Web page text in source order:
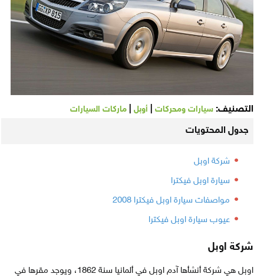
التصنيف: سيارات ومحركات| أوبل| ماركات السيارات
جدول المحتويات
شركة اوبل
سيارة اوبل فيكترا
مواصفات سيارة اوبل فيكترا 2008
عيوب سيارة اوبل فيكترا
شركة اوبل
اوبل هي شركة أنشأها آدم اوبل في ألمانيا سنة 1862، ويوجد مقرها في